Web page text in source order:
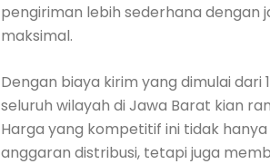
pengiriman lebih sederhana dengan
maksimal.
Dengan biaya kirim yang dimulai
seluruh wilayah di Jawa Barat kian
Harga yang kompetitif ini tidak
anggaran distribusi, tetapi juga